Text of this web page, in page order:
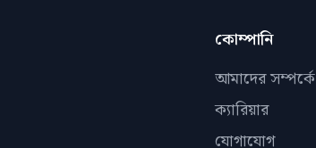
কোম্পানি
আমাদের সম্পর্কে
ক্যারিয়ার
যোগাযোগ